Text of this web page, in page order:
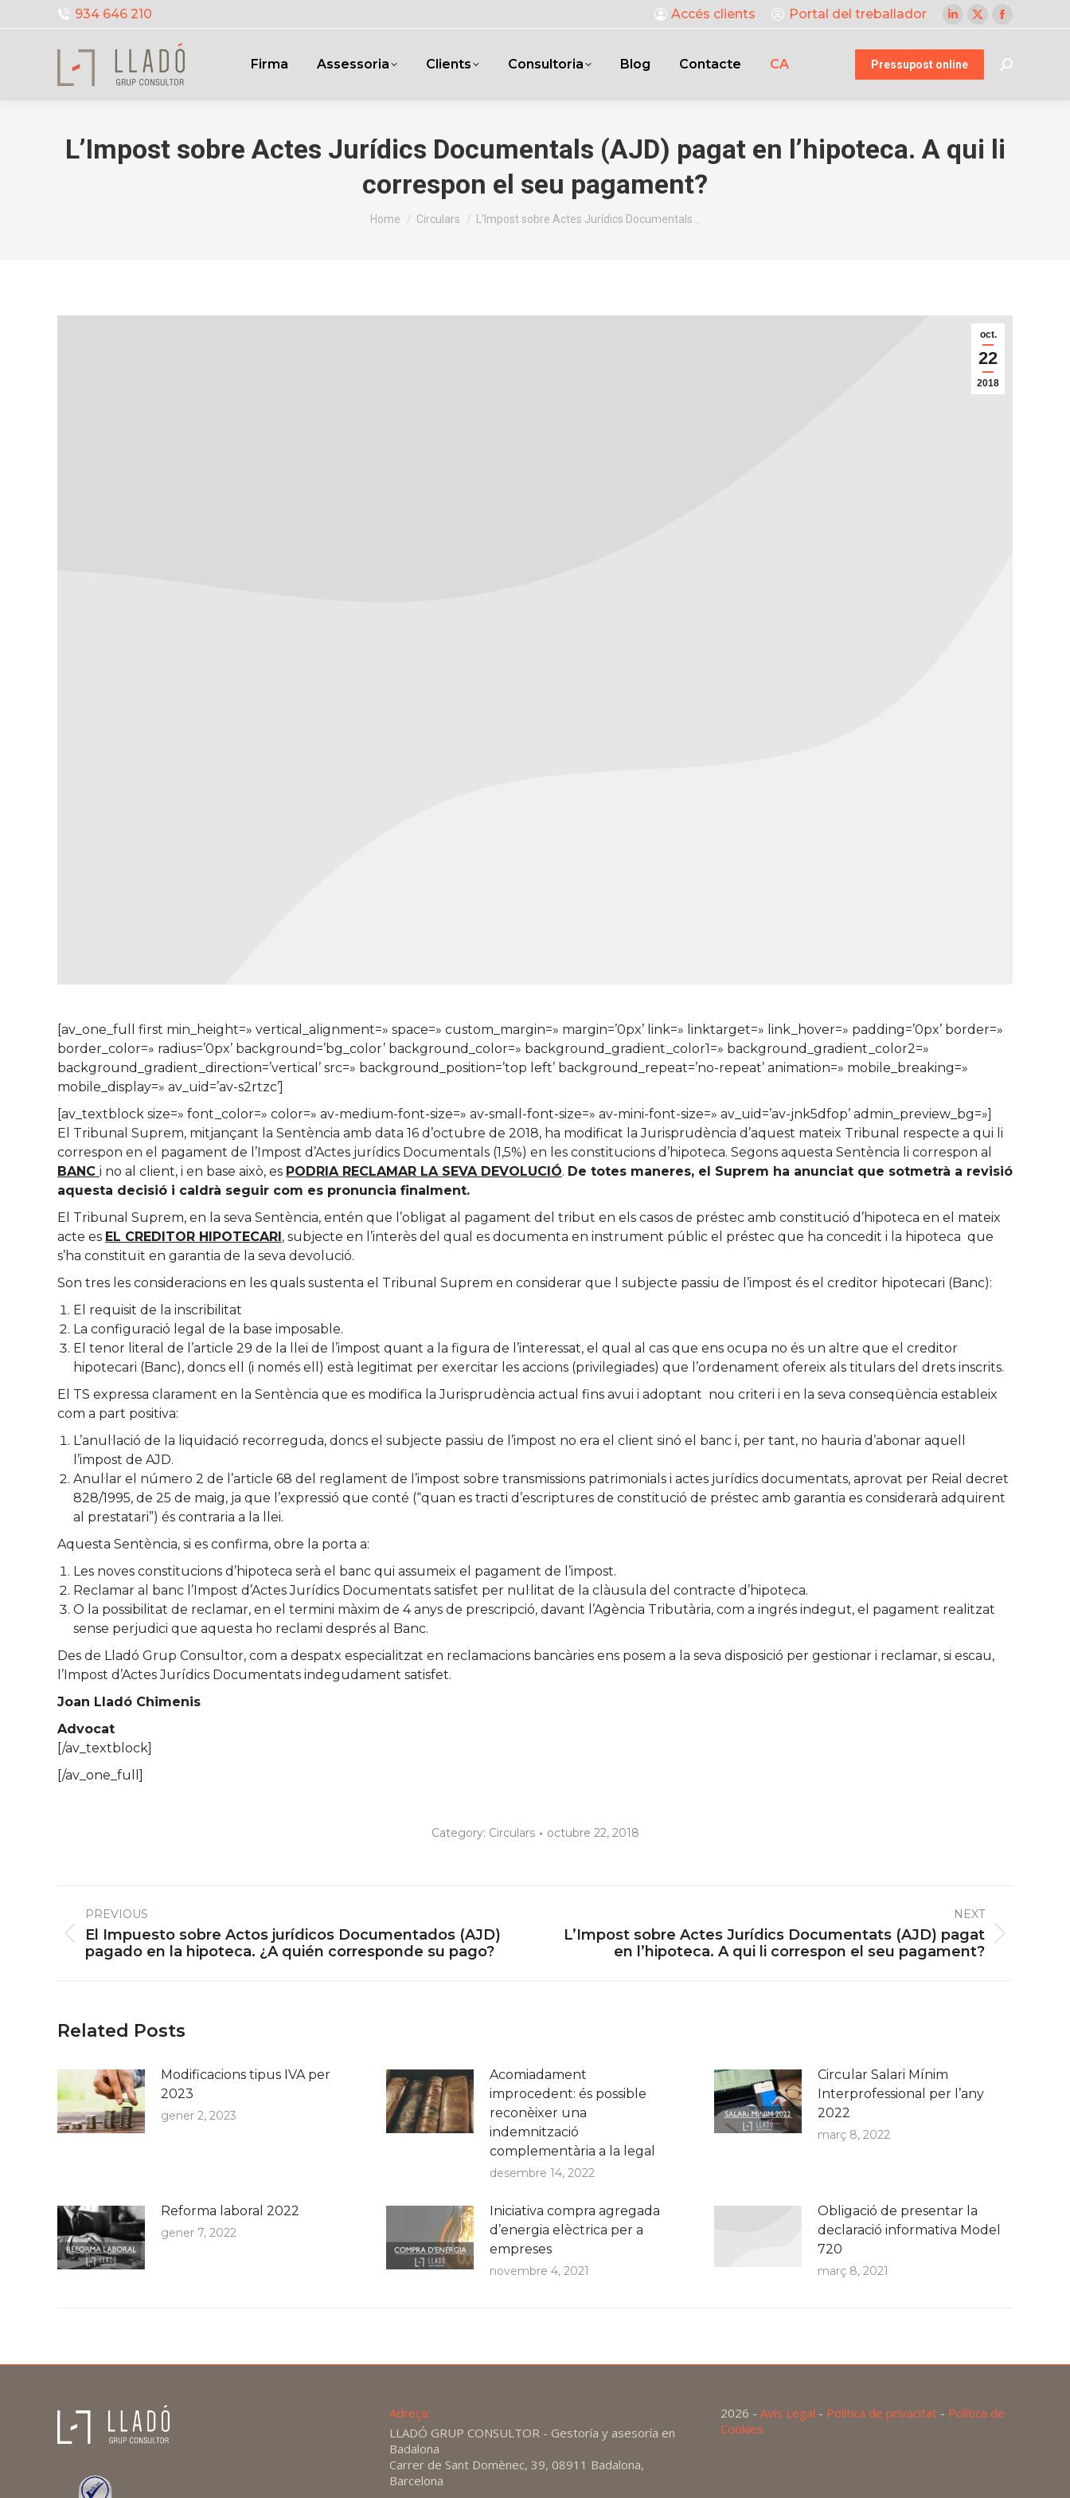
934 646 210 Accés clients Portal del treballador
Linkedin
opens
X
opens
Facebook
opens
Firma Assessoria Clients Consultoria Blog Contacte CA Pressupost online Search:
L’Impost sobre Actes Jurídics Documentals (AJD) pagat en l’hipoteca. A qui li
correspon el seu pagament?
You are here:
Home Circulars L’Impost sobre Actes Jurídics Documentals…
oct.
22
2018
[av_one_full first min_height=» vertical_alignment=» space=» custom_margin=» margin=’0px’ link=» linktarget=» link_hover=» padding=’0px’ border=»
border_color=» radius=’0px’ background=’bg_color’ background_color=» background_gradient_color1=» background_gradient_color2=»
background_gradient_direction=’vertical’ src=» background_position=’top left’ background_repeat=’no-repeat’ animation=» mobile_breaking=»
mobile_display=» av_uid=’av-s2rtzc’]
[av_textblock size=» font_color=» color=» av-medium-font-size=» av-small-font-size=» av-mini-font-size=» av_uid=’av-jnk5dfop’ admin_preview_bg=»]
El Tribunal Suprem, mitjançant la Sentència amb data 16 d’octubre de 2018, ha modificat la Jurisprudència d’aquest mateix Tribunal respecte a qui li
correspon en el pagament de l’Impost d’Actes jurídics Documentals (1,5%) en les constitucions d’hipoteca. Segons aquesta Sentència li correspon al
BANC i no al client, i en base això, es PODRIA RECLAMAR LA SEVA DEVOLUCIÓ. De totes maneres, el Suprem ha anunciat que sotmetrà a revisió
aquesta decisió i caldrà seguir com es pronuncia finalment.
El Tribunal Suprem, en la seva Sentència, entén que l’obligat al pagament del tribut en els casos de préstec amb constitució d’hipoteca en el mateix
acte es EL CREDITOR HIPOTECARI, subjecte en l’interès del qual es documenta en instrument públic el préstec que ha concedit i la hipoteca que
s’ha constituït en garantia de la seva devolució.
Son tres les consideracions en les quals sustenta el Tribunal Suprem en considerar que l subjecte passiu de l’impost és el creditor hipotecari (Banc):
El requisit de la inscribilitat
La configuració legal de la base imposable.
El tenor literal de l’article 29 de la llei de l’impost quant a la figura de l’interessat, el qual al cas que ens ocupa no és un altre que el creditor
hipotecari (Banc), doncs ell (i només ell) està legitimat per exercitar les accions (privilegiades) que l’ordenament ofereix als titulars del drets inscrits.
El TS expressa clarament en la Sentència que es modifica la Jurisprudència actual fins avui i adoptant nou criteri i en la seva conseqüència estableix
com a part positiva:
L’anul·lació de la liquidació recorreguda, doncs el subjecte passiu de l’impost no era el client sinó el banc i, per tant, no hauria d’abonar aquell
l’impost de AJD.
Anul·lar el número 2 de l’article 68 del reglament de l’impost sobre transmissions patrimonials i actes jurídics documentats, aprovat per Reial decret
828/1995, de 25 de maig, ja que l’expressió que conté (“quan es tracti d’escriptures de constitució de préstec amb garantia es considerarà adquirent
al prestatari”) és contraria a la llei.
Aquesta Sentència, si es confirma, obre la porta a:
Les noves constitucions d’hipoteca serà el banc qui assumeix el pagament de l’impost.
Reclamar al banc l’Impost d’Actes Jurídics Documentats satisfet per nul·litat de la clàusula del contracte d’hipoteca.
O la possibilitat de reclamar, en el termini màxim de 4 anys de prescripció, davant l’Agència Tributària, com a ingrés indegut, el pagament realitzat
sense perjudici que aquesta ho reclami després al Banc.
Des de Lladó Grup Consultor, com a despatx especialitzat en reclamacions bancàries ens posem a la seva disposició per gestionar i reclamar, si escau,
l’Impost d’Actes Jurídics Documentats indegudament satisfet.
Joan Lladó Chimenis
Advocat
[/av_textblock]
[/av_one_full]
Category: Circulars octubre 22, 2018
navigation
PREVIOUS
Previous
post:
El Impuesto sobre Actos jurídicos Documentados (AJD)
pagado en la hipoteca. ¿A quién corresponde su pago?
NEXT
Next
L’Impost sobre Actes Jurídics Documentats (AJD) pagat
en l’hipoteca. A qui li correspon el seu pagament?
Related Posts
Modificacions tipus IVA per
2023
gener 2, 2023
Acomiadament
improcedent: és possible
reconèixer una
indemnització
complementària a la legal
desembre 14, 2022
Circular Salari Mínim
Interprofessional per l’any
2022
març 8, 2022
Reforma laboral 2022
gener 7, 2022
Iniciativa compra agregada
d’energia elèctrica per a
empreses
novembre 4, 2021
Obligació de presentar la
declaració informativa Model
720
març 8, 2021
Adreça:
LLADÓ GRUP CONSULTOR - Gestoría y asesoría en
Badalona
Carrer de Sant Domènec, 39, 08911 Badalona,
Barcelona
2026 -Avís Legal - Política de privacitat - Política de
Cookies